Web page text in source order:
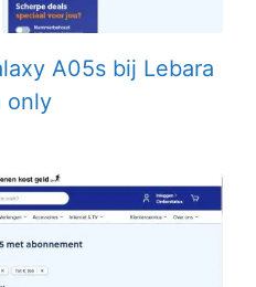
A05s bij Lebara
only